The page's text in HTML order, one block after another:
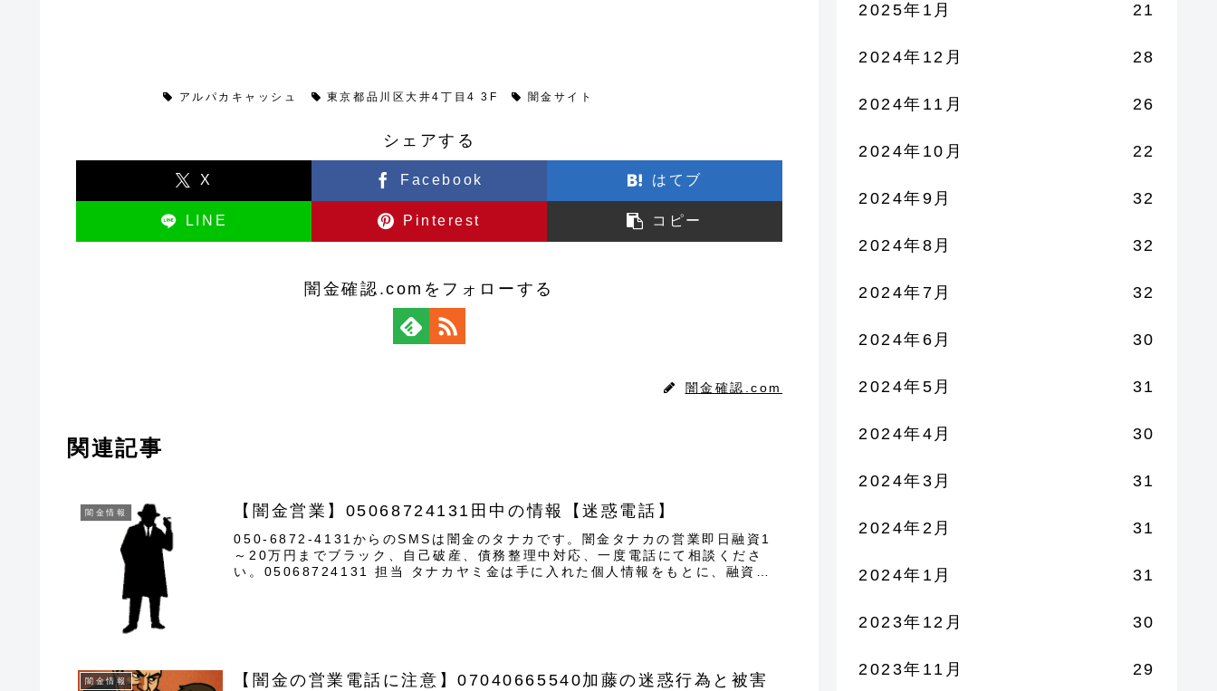
アルパカキャッシュ 東京都品川区大井4丁目4 3F 闇金サイト
シェアする
X Facebook はてブ
LINE Pinterest コピー
闇金確認.comをフォローする
闇金確認.com
関連記事
闇金情報 【闇金営業】05068724131田中の情報【迷惑電話】
050-6872-4131からのSMSは闇金のタナカです。闇金タナカの営業即日融資1
～20万円までブラック、自己破産、債務整理中対応、一度電話にて相談くださ
い。05068724131 担当 タナカヤミ金は手に入れた個人情報をもとに、融資の
闇金情報
【闇金の営業電話に注意】07040665540加藤の迷惑行為と被害
2025年1月 21
2024年12月 28
2024年11月 26
2024年10月 22
2024年9月 32
2024年8月 32
2024年7月 32
2024年6月 30
2024年5月 31
2024年4月 30
2024年3月 31
2024年2月 31
2024年1月 31
2023年12月 30
2023年11月 29